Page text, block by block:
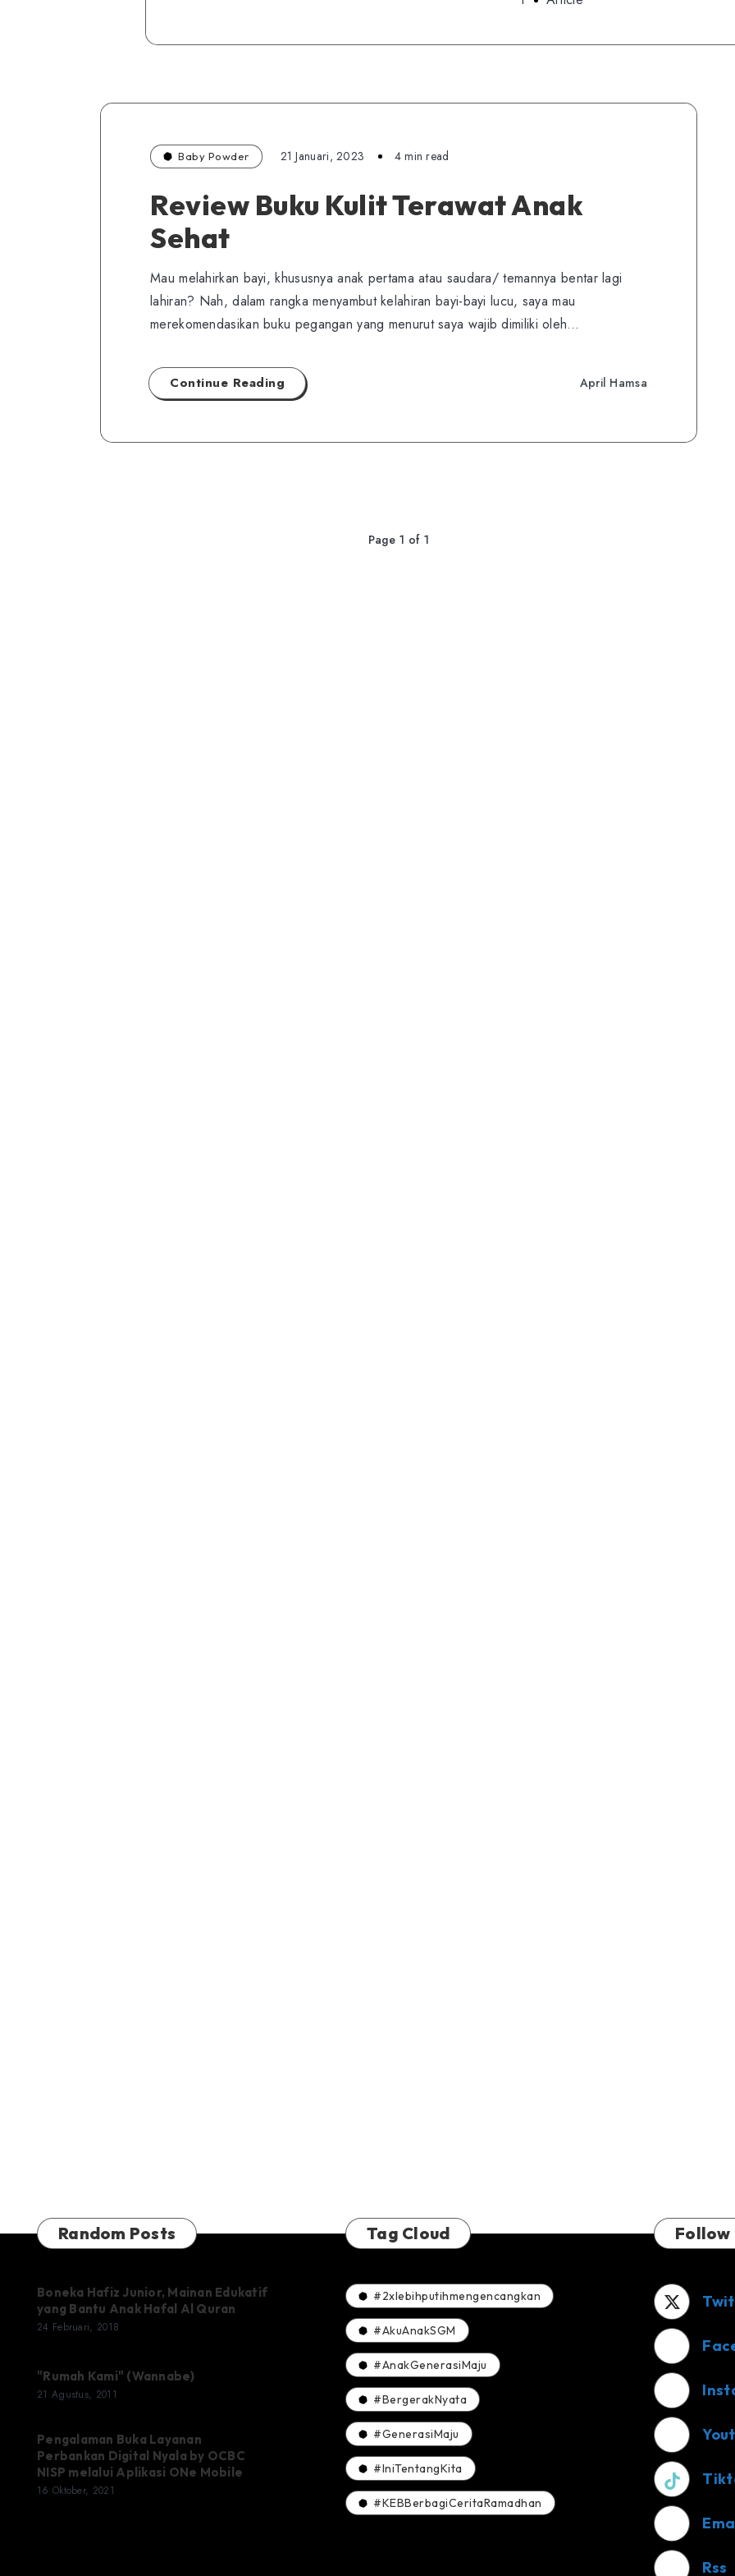
Baby Powder 21 Januari, 2023 4 min read
Review Buku Kulit Terawat Anak
Sehat
Mau melahirkan bayi, khususnya anak pertama atau saudara/ temannya bentar lagi
lahiran? Nah, dalam rangka menyambut kelahiran bayi-bayi lucu, saya mau
merekomendasikan buku pegangan yang menurut saya wajib dimiliki oleh…
Continue Reading April Hamsa
Page 1 of 1
Random Posts
Boneka Hafiz Junior, Mainan Edukatif
yang Bantu Anak Hafal Al Quran
24 Februari, 2018
"Rumah Kami" (Wannabe)
21 Agustus, 2011
Pengalaman Buka Layanan
Perbankan Digital Nyala by OCBC
NISP melalui Aplikasi ONe Mobile
16 Oktober, 2021
Tag Cloud
#2xlebihputihmengencangkan
#AkuAnakSGM
#AnakGenerasiMaju
#BergerakNyata
#GenerasiMaju
#IniTentangKita
#KEBBerbagiCeritaRamadhan
Follow
Rss